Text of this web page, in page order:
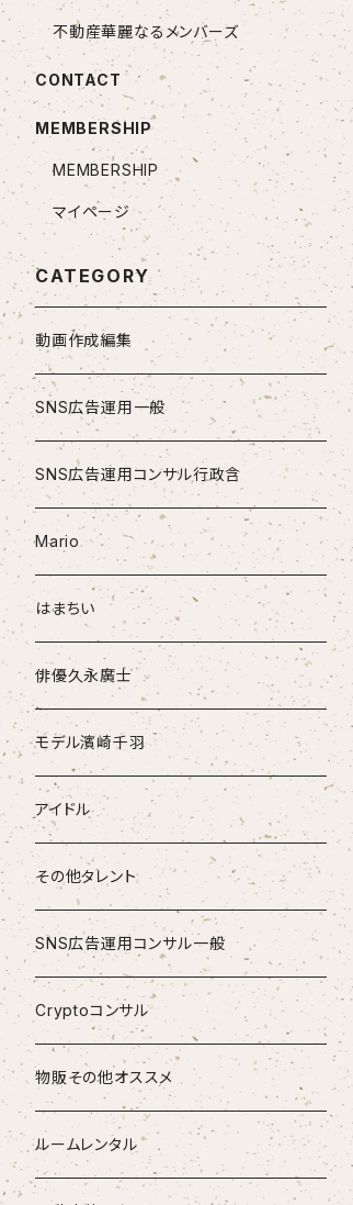
不動産華麗なるメンバーズ
CONTACT
MEMBERSHIP
MEMBERSHIP
マイページ
CATEGORY
動画作成編集
SNS広告運用一般
SNS広告運用コンサル行政含
Mario
はまちい
俳優久永廣士
モデル濱崎千羽
アイドル
その他タレント
SNS広告運用コンサル一般
Cryptoコンサル
物販その他オススメ
ルームレンタル